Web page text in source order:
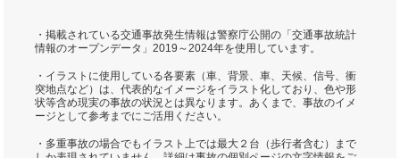
・掲載されている交通事故発生情報は警察庁公開の「交通事故統計
情報のオープンデータ」2019～2024年を使用しています。
・イラストに使用している各要素（車、背景、車、天候、信号、衝
突地点など）は、代表的なイメージをイラスト化しており、色や形
状等含め現実の事故の状況とは異なります。あくまで、事故のイメ
ージとして参考までにご活用ください。
・多重事故の場合でもイラスト上では最大２台（歩行者含む）まで